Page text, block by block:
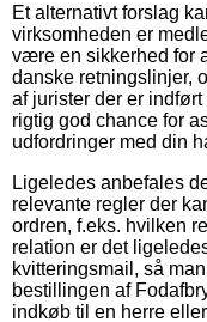
Et alternativt forslag
virksomheden er
være en sikkerhed for
danske retningslinjer,
af jurister der er
rigtig god chance for
udfordringer med din
Ligeledes anbefales
relevante regler der
ordren, f.eks. hvilken
relation er det
kvitteringsmail, så
bestillingen af
indkøb til en herre